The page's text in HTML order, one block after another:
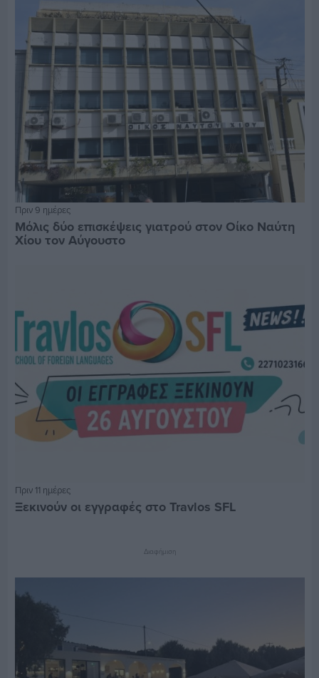
Πριν 9 ημέρες
Μόλις δύο επισκέψεις γιατρού στον Οίκο Ναύτη
Χίου τον Αύγουστο
Πριν 11 ημέρες
Ξεκινούν οι εγγραφές στο Travlos SFL
Διαφήμιση